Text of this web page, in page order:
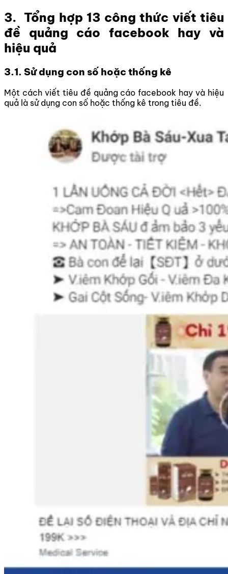
3. Tổng hợp 13 công thức viết tiêu
đề quảng cáo facebook hay và
hiệu quả
3.1. Sử dụng con số hoặc thống kê
Một cách viết tiêu đề quảng cáo facebook hay và hiệu
quả là sử dụng con số hoặc thống kê trong tiêu đề.